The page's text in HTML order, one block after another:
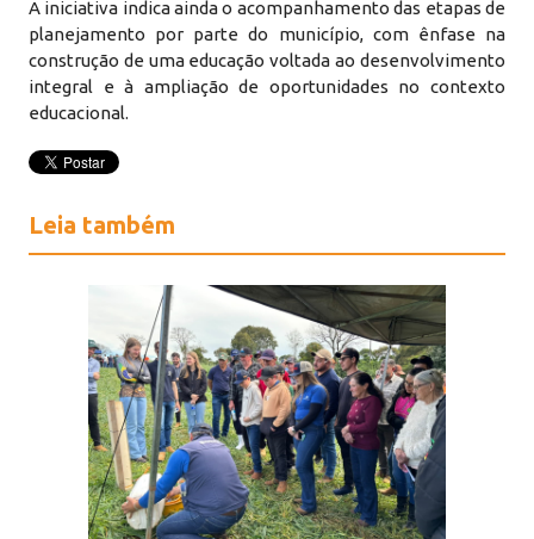
A iniciativa indica ainda o acompanhamento das etapas de
planejamento por parte do município, com ênfase na
construção de uma educação voltada ao desenvolvimento
integral e à ampliação de oportunidades no contexto
educacional.
Leia também